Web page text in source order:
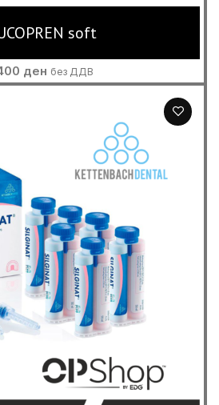
soft
ден без ДДВ